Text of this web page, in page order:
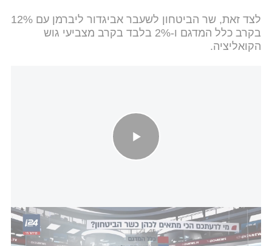
לצד זאת, שר הביטחון לשעבר אביגדור ליברמן עם 12%
בקרב כלל המדגם ו-2% בלבד בקרב מצביעי גוש
הקואליציה.
סקר "סוף השבוע": מי הכי מתאים לכהן כשר הביטחון?